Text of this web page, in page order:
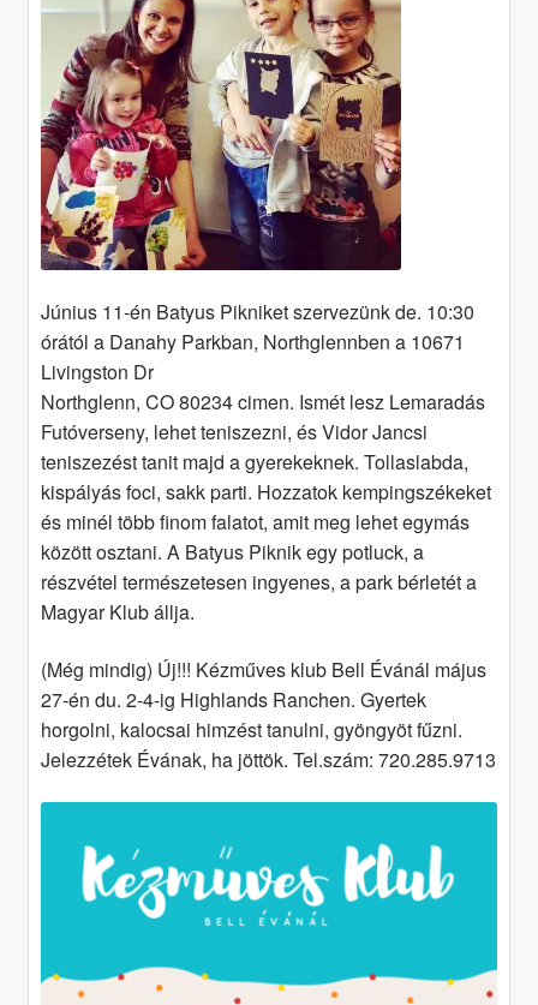
Június 11-én Batyus Pikniket szervezünk de. 10:30
órától a Danahy Parkban, Northglennben a 10671
Livingston Dr
Northglenn, CO 80234 cimen. Ismét lesz Lemaradás
Futóverseny, lehet teniszezni, és Vidor Jancsi
teniszezést tanit majd a gyerekeknek. Tollaslabda,
kispályás foci, sakk parti. Hozzatok kempingszékeket
és minél több finom falatot, amit meg lehet egymás
között osztani. A Batyus Piknik egy potluck, a
részvétel természetesen ingyenes, a park bérletét a
Magyar Klub állja.
(Még mindig) Új!!! Kézműves klub Bell Évánál május
27-én du. 2-4-ig Highlands Ranchen. Gyertek
horgolni, kalocsai himzést tanulni, gyöngyöt fűzni.
Jelezzétek Évának, ha jöttök. Tel.szám: 720.285.9713